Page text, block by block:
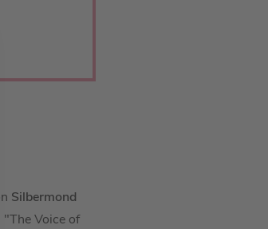
Silbermond
Voice of